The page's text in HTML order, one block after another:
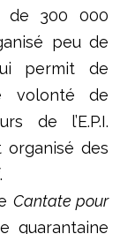
de 300 000
peu de
permit de
volonté de
de l’E.P.I.
organisé des
Cantate pour
quarantaine